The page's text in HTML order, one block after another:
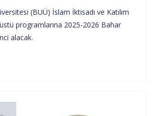
(BUÜ) İslam İktisadı ve Katılım
programlarına 2025-2026 Bahar
alacak.